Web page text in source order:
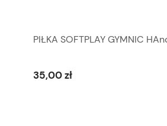
PIŁKA SOFTPLAY GYMNIC
35,00 zł